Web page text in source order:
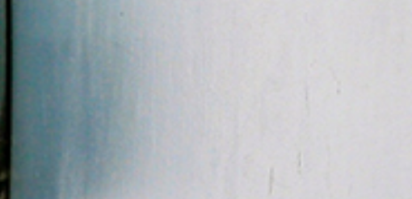
E. HAWLE ARMATURENWERKE GMBH
Stellt hochwertigste Produkte für die Wasser, Abwasser und